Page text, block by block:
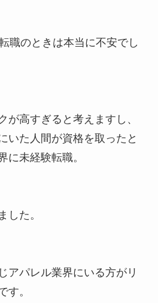
職のときは本当に不安でし
が高すぎると考えますし、
いた人間が資格を取ったと
に未経験転職。
した。
アパレル業界にいる方がリ
す。